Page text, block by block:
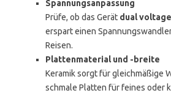
Spannungsanpassung
Prüfe, ob das Gerät dual voltage
erspart einen
Reisen.
Plattenmaterial und -breite
Keramik sorgt für gleichmäßige
schmale Platten für feines oder